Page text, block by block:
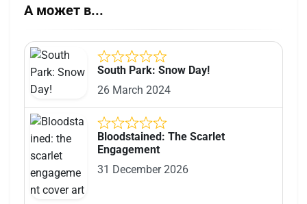
А может в...
South Park: Snow Day!
26 March 2024
Bloodstained: The Scarlet
Engagement
31 December 2026